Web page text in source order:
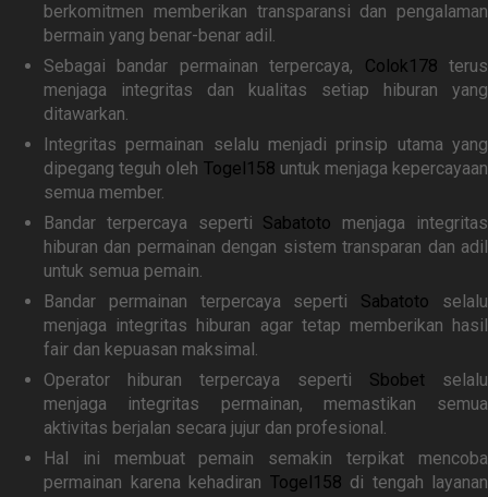
berkomitmen memberikan transparansi dan pengalaman
bermain yang benar-benar adil.
Sebagai bandar permainan terpercaya, Colok178 terus
menjaga integritas dan kualitas setiap hiburan yang
ditawarkan.
Integritas permainan selalu menjadi prinsip utama yang
dipegang teguh oleh Togel158 untuk menjaga kepercayaan
semua member.
Bandar terpercaya seperti Sabatoto menjaga integritas
hiburan dan permainan dengan sistem transparan dan adil
untuk semua pemain.
Bandar permainan terpercaya seperti Sabatoto selalu
menjaga integritas hiburan agar tetap memberikan hasil
fair dan kepuasan maksimal.
Operator hiburan terpercaya seperti Sbobet selalu
menjaga integritas permainan, memastikan semua
aktivitas berjalan secara jujur dan profesional.
Hal ini membuat pemain semakin terpikat mencoba
permainan karena kehadiran Togel158 di tengah layanan